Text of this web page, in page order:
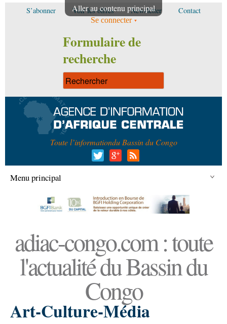
Aller au contenu principal
S’abonner Voir les offres Newsletter Contact
Se connecter
Formulaire de
recherche
Toute l’informationdu Bassin du Congo
Menu principal
adiac-congo.com : toute
l'actualité du Bassin du
Congo
Art-Culture-Média